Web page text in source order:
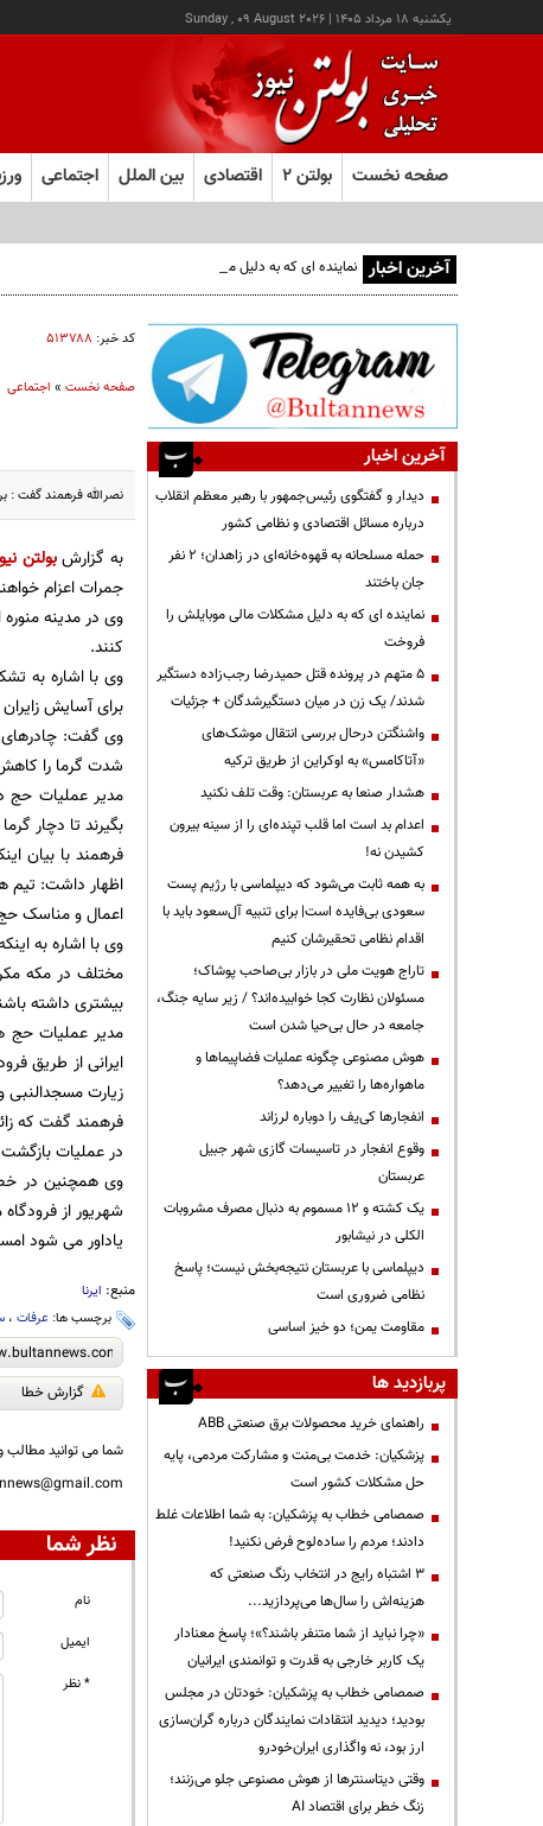
يکشنبه ۱۸ مرداد ۱۴۰۵ |
Sunday , 09 August 2026
صفحه نخست بولتن ۲ اقتصادی بین الملل اجتماعی
آخرین اخبار نماینده ای که به دلیل مشکلات مالی موبایلش را فروخت
کد خبر: ۵۱۳۷۸۸
صفحه نخست» اجتماعی
نصرالله فرهمند گفت : براساس هماهنگی
به گزارشبولتن
جمرات اعزام
وی در مدینه
کنند.
وی با اشاره به
برای آسایش
وی گفت: چادرهای
شدت گرما را
مدیر عملیات حج
بگیرند تا دچار
فرهمند با بیان
اظهار داشت: تیم
اعمال و مناسک حج
وی با اشاره به
مختلف در مکه
بیشتری داشته
زیارت مسجدالنبی
در عملیات بازگشت حجاج به کشور نیز
شهریور از
یاداور می شود امسال 86 هزار و 500 زایر ایرانی در مناسک حج ابراهیمی
منبع: ایرنا
برچسب ها: عرفات،
گزارش خطا
شما می توانید مطالب
نظر شما
نام
ایمیل
* نظر
آخرین اخبار
دیدار و گفتگوی رئیس‌جمهور با رهبر معظم انقلاب
درباره مسائل اقتصادی و نظامی کشور
حمله مسلحانه به قهوه‌خانه‌ای در زاهدان؛ ۲ نفر
جان باختند
نماینده ای که به دلیل مشکلات مالی موبایلش را
فروخت
۵ متهم در پرونده قتل حمیدرضا رجب‌زاده دستگیر
شدند/ یک زن در میان دستگیرشدگان + جزئیات
واشنگتن درحال بررسی انتقال موشک‌های
«آتاکامس» به اوکراین از طریق ترکیه
هشدار صنعا به عربستان: وقت تلف نکنید
اعدام بد است اما قلب تپنده‌ای را از سینه بیرون
کشیدن نه!
به همه ثابت می‌شود که دیپلماسی با رژیم پست
سعودی بی‌فایده است| برای تنبیه آل‌سعود باید با
اقدام نظامی تحقیرشان کنیم
تاراج هویت ملی در بازار بی‌صاحب پوشاک؛
مسئولان نظارت کجا خوابیده‌اند؟ / زیر سایه جنگ،
جامعه در حال بی‌حیا شدن است
هوش مصنوعی چگونه عملیات فضاپیماها و
ماهواره‌ها را تغییر می‌دهد؟
انفجارها کی‌یف را دوباره لرزاند
وقوع انفجار در تاسیسات گازی شهر جبیل
عربستان
یک کشته و ۱۲ مسموم به دنبال مصرف مشروبات
الکلی در نیشابور
دیپلماسی با عربستان نتیجه‌بخش نیست؛ پاسخ
نظامی ضروری است
مقاومت یمن؛ دو خیز اساسی
پربازدید ها
راهنمای خرید محصولات برق صنعتی ABB
پزشکیان: خدمت بی‌منت و مشارکت مردمی، پایه
حل مشکلات کشور است
صمصامی خطاب به پزشکیان: به شما اطلاعات غلط
دادند؛ مردم را ساده‌لوح فرض نکنید!
3 اشتباه رایج در انتخاب رنگ صنعتی که
هزینه‌اش را سال‌ها می‌پردازید...
«چرا نباید از شما متنفر باشند؟»؛ پاسخ معنادار
یک کاربر خارجی به قدرت و توانمندی ایرانیان
صمصامی خطاب به پزشکیان: خودتان در مجلس
بودید؛ دیدید انتقادات نمایندگان درباره گران‌سازی
ارز بود، نه واگذاری ایران‌خودرو
وقتی دیتاسنترها از هوش مصنوعی جلو می‌زنند؛
زنگ خطر برای اقتصاد AI